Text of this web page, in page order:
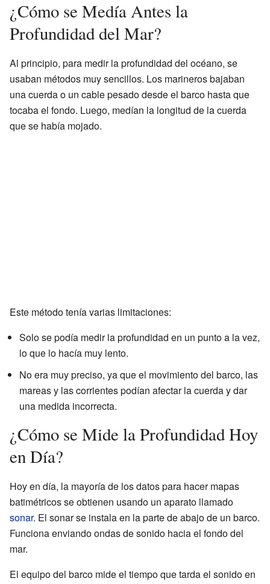
¿Cómo se Medía Antes la
Profundidad del Mar?
Al principio, para medir la profundidad del océano, se
usaban métodos muy sencillos. Los marineros bajaban
una cuerda o un cable pesado desde el barco hasta que
tocaba el fondo. Luego, medían la longitud de la cuerda
que se había mojado.
Este método tenía varias limitaciones:
Solo se podía medir la profundidad en un punto a la vez,
lo que lo hacía muy lento.
No era muy preciso, ya que el movimiento del barco, las
mareas y las corrientes podían afectar la cuerda y dar
una medida incorrecta.
¿Cómo se Mide la Profundidad Hoy
en Día?
Hoy en día, la mayoría de los datos para hacer mapas
batimétricos se obtienen usando un aparato llamado
sonar. El sonar se instala en la parte de abajo de un barco.
Funciona enviando ondas de sonido hacia el fondo del
mar.
El equipo del barco mide el tiempo que tarda el sonido en